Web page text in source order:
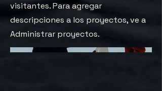
visitantes. Para agregar
descripciones a los proyectos, ve a
Administrar proyectos.